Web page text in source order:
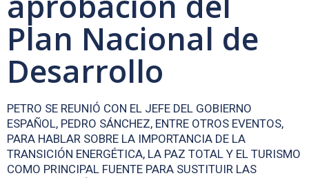
Plan Nacional de
Desarrollo
PETRO SE REUNIÓ CON EL JEFE DEL GOBIERNO
ESPAÑOL, PEDRO SÁNCHEZ, ENTRE OTROS EVENTOS,
PARA HABLAR SOBRE LA IMPORTANCIA DE LA
TRANSICIÓN ENERGÉTICA, LA PAZ TOTAL Y EL TURISMO
COMO PRINCIPAL FUENTE PARA SUSTITUIR LAS